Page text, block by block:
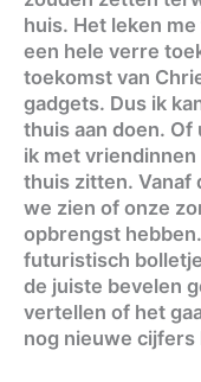
huis. Het leken
een hele verre
toekomst van
gadgets. Dus ik
thuis aan doen.
ik met vriendinnen
thuis zitten. Vanaf
we zien of onze
opbrengst
futuristisch
de juiste bevelen
vertellen of het
nog nieuwe cijfers